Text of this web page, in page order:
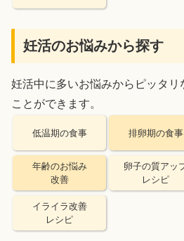
妊活のお悩みから探す
妊活中に多いお悩みからピッタリ
ことができます。
低温期の食事 排卵期の食事
年齢のお悩み
改善
卵子の質アッ
レシピ
イライラ改善
レシピ